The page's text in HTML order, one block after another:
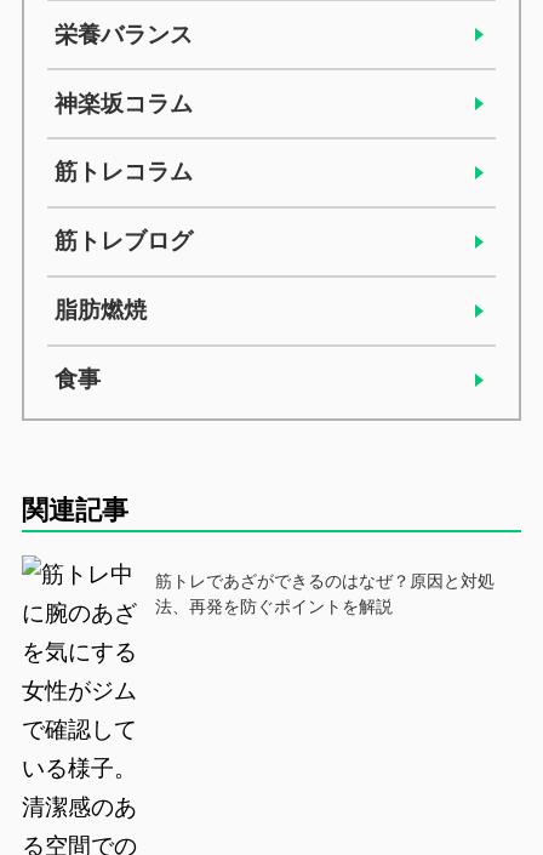
栄養バランス
神楽坂コラム
筋トレコラム
筋トレブログ
脂肪燃焼
食事
関連記事
筋トレであざができるのはなぜ？原因と対処
法、再発を防ぐポイントを解説